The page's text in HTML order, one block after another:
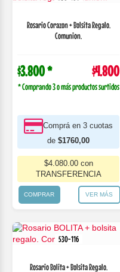
Rosario Corazon + Bolsita Regalo.
Comunion.
$3.800 * $4.800
* Comprando 3 o más productos surtidos
Comprá en 3 cuotas
de $1760,00
$4.080.00 con
TRANSFERENCIA
COMPRAR VER MÁS
530-116
Rosario Bolita + Bolsita Regalo.